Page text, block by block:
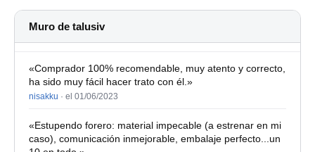
Muro de talusiv
«Comprador 100% recomendable, muy atento y correcto,
ha sido muy fácil hacer trato con él.»
nisakku · el 01/06/2023
«Estupendo forero: material impecable (a estrenar en mi
caso), comunicación inmejorable, embalaje perfecto...un